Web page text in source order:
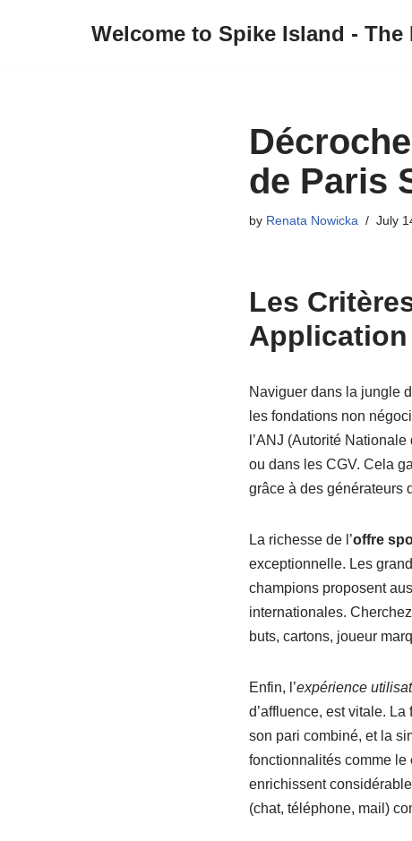
Welcome to Spike Island - The
de Paris
by Renata Nowicka July
Les
Application
Naviguer dans la jungle
les fondations non
l’ANJ (Autorité
ou dans les CGV. Cela
grâce à des générateurs
La richesse de l’offre
exceptionnelle. Les
champions proposent
internationales.
buts, cartons, joueur
Enfin, l’expérience
d’affluence, est vitale.
son pari combiné, et la
fonctionnalités comme le
enrichissent
(chat, téléphone, mail)